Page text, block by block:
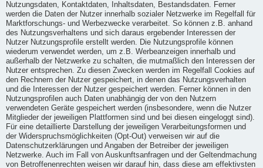
Nutzungsdaten, Kontaktdaten, Inhaltsdaten, Bestandsdaten. Ferner
werden die Daten der Nutzer innerhalb sozialer Netzwerke im Regelfall für
Marktforschungs- und Werbezwecke verarbeitet. So können z.B. anhand
des Nutzungsverhaltens und sich daraus ergebender Interessen der
Nutzer Nutzungsprofile erstellt werden. Die Nutzungsprofile können
wiederum verwendet werden, um z.B. Werbeanzeigen innerhalb und
außerhalb der Netzwerke zu schalten, die mutmaßlich den Interessen der
Nutzer entsprechen. Zu diesen Zwecken werden im Regelfall Cookies auf
den Rechnern der Nutzer gespeichert, in denen das Nutzungsverhalten
und die Interessen der Nutzer gespeichert werden. Ferner können in den
Nutzungsprofilen auch Daten unabhängig der von den Nutzern
verwendeten Geräte gespeichert werden (insbesondere, wenn die Nutzer
Mitglieder der jeweiligen Plattformen sind und bei diesen eingeloggt sind).
Für eine detaillierte Darstellung der jeweiligen Verarbeitungsformen und
der Widerspruchsmöglichkeiten (Opt-Out) verweisen wir auf die
Datenschutzerklärungen und Angaben der Betreiber der jeweiligen
Netzwerke. Auch im Fall von Auskunftsanfragen und der Geltendmachung
von Betroffenenrechten weisen wir darauf hin, dass diese am effektivsten